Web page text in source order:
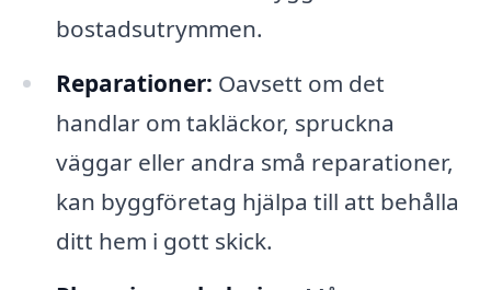
bostadsutrymmen.
Reparationer: Oavsett om det
handlar om takläckor, spruckna
väggar eller andra små reparationer,
kan byggföretag hjälpa till att behålla
ditt hem i gott skick.